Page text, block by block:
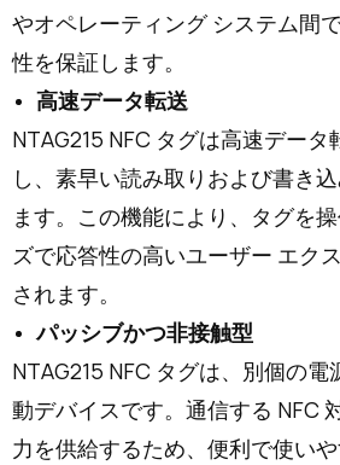
やオペレーティング システム間
性を保証します。
高速データ転送
NTAG215 NFC タグは高速データ
し、素早い読み取りおよび書き
ます。この機能により、タグを
ズで応答性の高いユーザー エク
されます。
パッシブかつ非接触型
NTAG215 NFC タグは、別個の
動デバイスです。通信する NFC
力を供給するため、便利で使いや